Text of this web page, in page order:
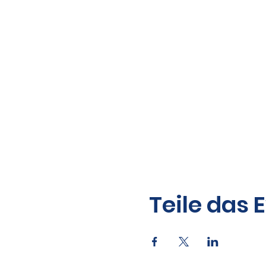
Teile das